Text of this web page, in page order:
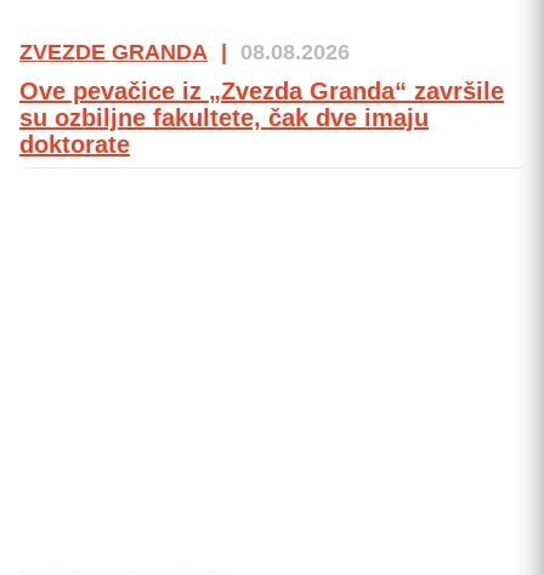
ZVEZDE GRANDA | 08.08.2026
Ove pevačice iz „Zvezda Granda“ završile
su ozbiljne fakultete, čak dve imaju
doktorate